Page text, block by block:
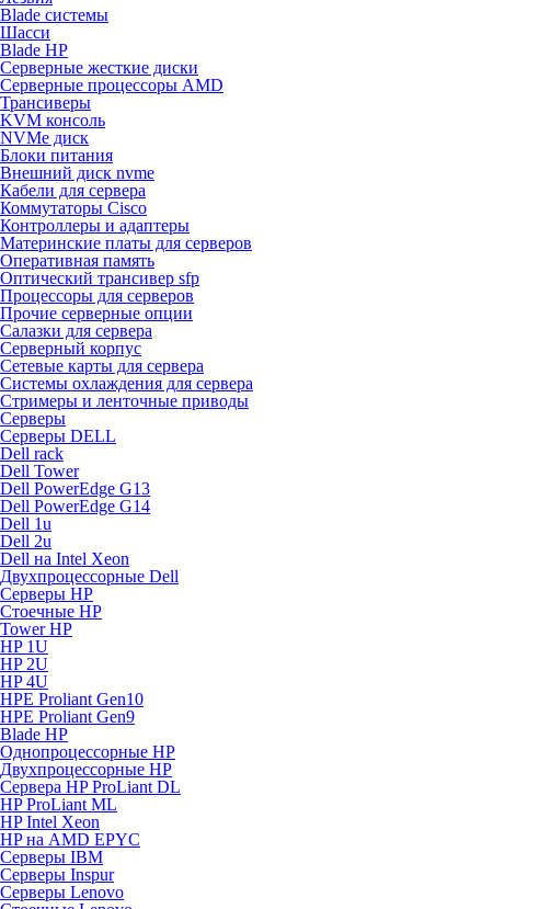
Blade системы
Шасси
Blade HP
Серверные жесткие диски
Серверные процессоры AMD
Трансиверы
KVM консоль
NVMe диск
Блоки питания
Внешний диск nvme
Кабели для сервера
Коммутаторы Cisco
Контроллеры и адаптеры
Материнские платы для серверов
Оперативная память
Оптический трансивер sfp
Процессоры для серверов
Прочие серверные опции
Салазки для сервера
Серверный корпус
Сетевые карты для сервера
Системы охлаждения для сервера
Стримеры и ленточные приводы
Серверы
Серверы DELL
Dell rack
Dell Tower
Dell PowerEdge G13
Dell PowerEdge G14
Dell 1u
Dell 2u
Dell на Intel Xeon
Двухпроцессорные Dell
Серверы HP
Стоечные HP
Tower HP
HP 1U
HP 2U
HP 4U
HPE Proliant Gen10
HPE Proliant Gen9
Blade HP
Однопроцессорные HP
Двухпроцессорные HP
Сервера HP ProLiant DL
HP ProLiant ML
HP Intel Xeon
HP на AMD EPYC
Серверы IBM
Серверы Inspur
Серверы Lenovo